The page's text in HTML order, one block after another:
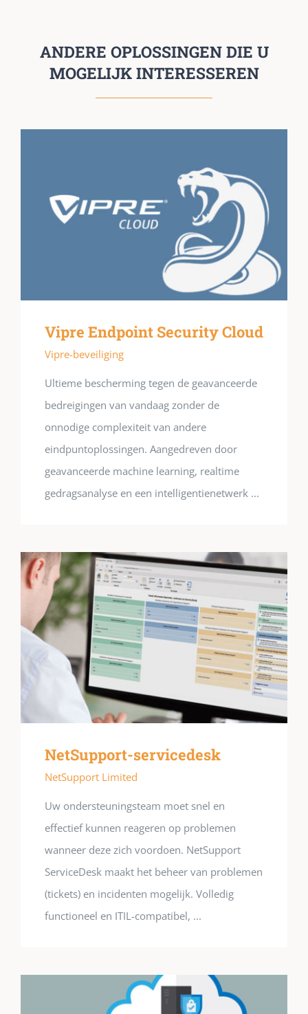
ANDERE OPLOSSINGEN DIE U
MOGELIJK INTERESSEREN
Vipre Endpoint Security Cloud
Vipre-beveiliging
Ultieme bescherming tegen de geavanceerde
bedreigingen van vandaag zonder de
onnodige complexiteit van andere
eindpuntoplossingen. Aangedreven door
geavanceerde machine learning, realtime
gedragsanalyse en een intelligentienetwerk ...
NetSupport-servicedesk
NetSupport Limited
Uw ondersteuningsteam moet snel en
effectief kunnen reageren op problemen
wanneer deze zich voordoen. NetSupport
ServiceDesk maakt het beheer van problemen
(tickets) en incidenten mogelijk. Volledig
functioneel en ITIL-compatibel, ...